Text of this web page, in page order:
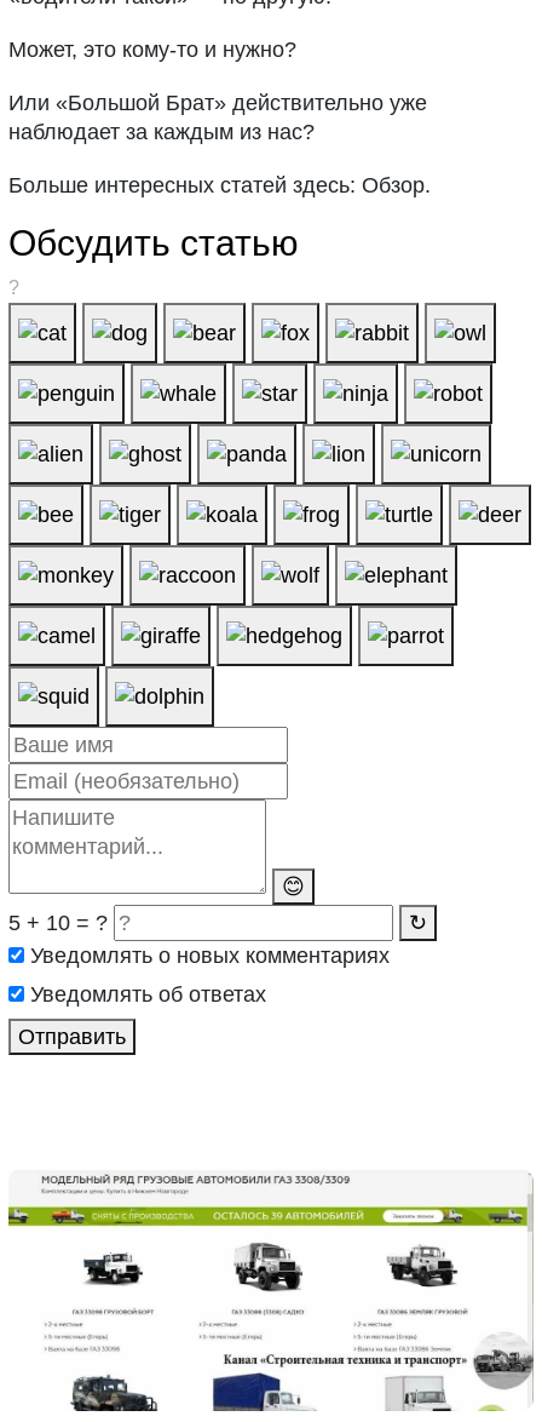
Может, это кому-то и нужно?
Или «Большой Брат» действительно уже
наблюдает за каждым из нас?
Больше интересных статей здесь: Обзор.
Обсудить статью
?
😊
5 + 10 = ?
↻
Уведомлять о новых комментариях
Уведомлять об ответах
Отправить